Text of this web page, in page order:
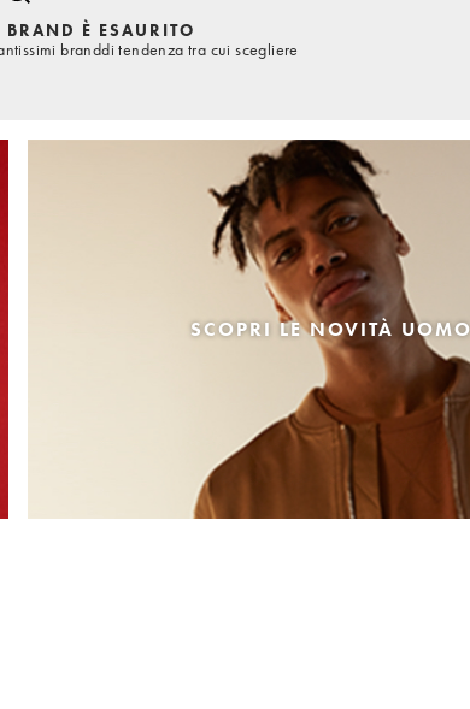
È ESAURITO
branddi tendenza tra cui scegliere
SCOPRI LE NOVITÀ UOMO